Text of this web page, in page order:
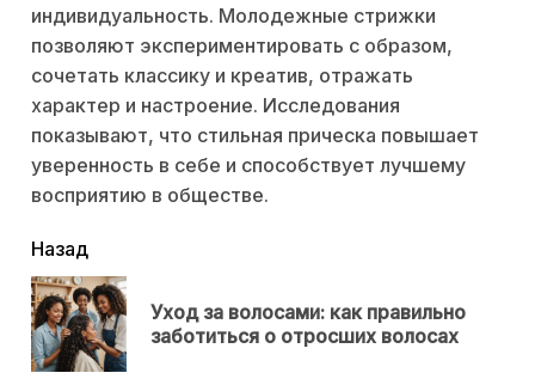
индивидуальность. Молодежные стрижки
позволяют экспериментировать с образом,
сочетать классику и креатив, отражать
характер и настроение. Исследования
показывают, что стильная прическа повышает
уверенность в себе и способствует лучшему
восприятию в обществе.
читать
еще
Назад
Уход за волосами: как правильно
заботиться о отросших волосах